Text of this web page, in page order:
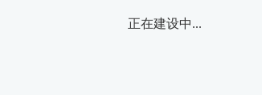
正在建设中...